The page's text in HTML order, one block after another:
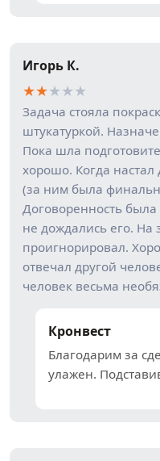
Игорь К.
★★★★★
Задача стояла
штукатуркой.
Пока шла
хорошо. Когда
(за ним была
Договоренность была
не дождались его. На
проигнорировал.
отвечал другой
человек весьма
Кронвест
Благодарим за
улажен.